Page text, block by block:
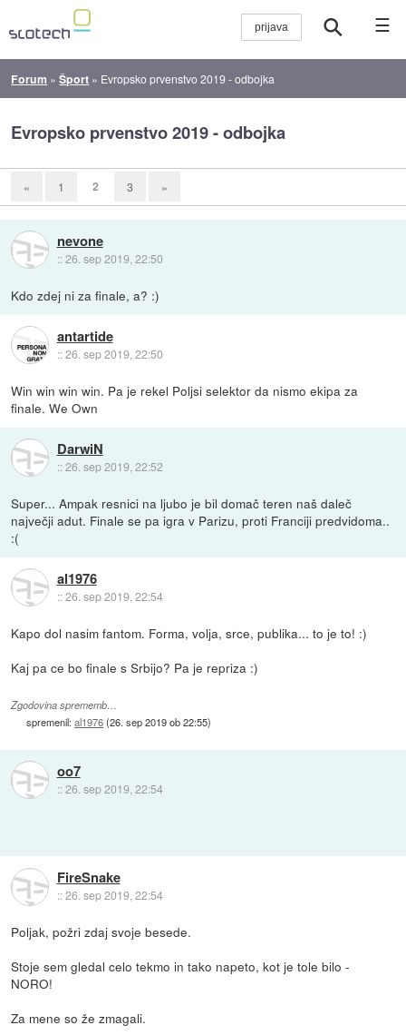
☰
Forum »Šport » Evropsko prvenstvo 2019 - odbojka
Evropsko prvenstvo 2019 - odbojka
« 1 2 3 »
nevone
::26. sep 2019, 22:50
Kdo zdej ni za finale, a? :)
antartide
::26. sep 2019, 22:50
Win win win win. Pa je rekel Poljsi selektor da nismo ekipa za
finale. We Own
DarwiN
::26. sep 2019, 22:52
Super... Ampak resnici na ljubo je bil domač teren naš daleč
največji adut. Finale se pa igra v Parizu, proti Franciji predvidoma..
:(
al1976
::26. sep 2019, 22:54
Kapo dol nasim fantom. Forma, volja, srce, publika... to je to! :)
Kaj pa ce bo finale s Srbijo? Pa je repriza :)
Zgodovina sprememb…
spremenil:al1976(26. sep 2019 ob 22:55)
oo7
::26. sep 2019, 22:54
FireSnake
::26. sep 2019, 22:54
Poljak, požri zdaj svoje besede.
Stoje sem gledal celo tekmo in tako napeto, kot je tole bilo -
NORO!
Za mene so že zmagali.